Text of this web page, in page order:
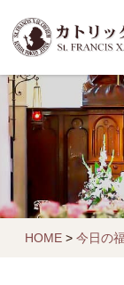
HOME > 今日の